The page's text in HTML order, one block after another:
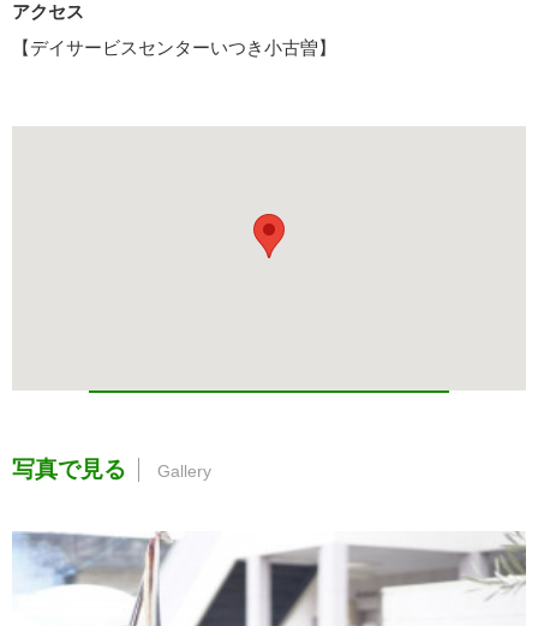
アクセス
【デイサービスセンターいつき小古曽】
写真で見る